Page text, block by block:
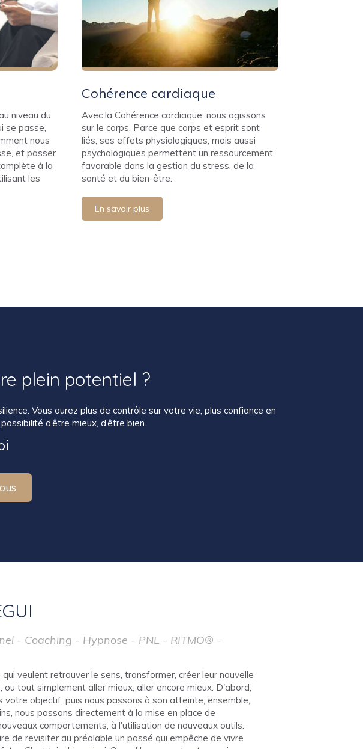
niveau du
se passe,
nous
et passer
à la
les
Cohérence cardiaque
Avec la Cohérence cardiaque, nous agissons
sur le corps. Parce que corps et esprit sont
liés, ses effets physiologiques, mais aussi
psychologiques permettent un ressourcement
favorable dans la gestion du stress, de la
santé et du bien-être.
En savoir plus
plein potentiel ?
Vous aurez plus de contrôle sur votre vie, plus confiance en
d’être mieux, d’être bien.
- Coaching - Hypnose - PNL - RITMO® -
veulent retrouver le sens, transformer, créer leur nouvelle
tout simplement aller mieux, aller encore mieux. D'abord,
votre objectif, puis nous passons à son atteinte, ensemble,
nous passons directement à la mise en place de
comportements, à l'utilisation de nouveaux outils.
de revisiter au préalable un passé qui empêche de vivre